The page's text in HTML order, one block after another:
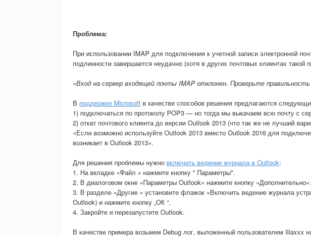
Проблема:
При использовании IMAP для подключения к учетной записи электронной
подлинности завершается неудачно (хотя в других почтовых клиентах такой
«Вход на сервер входящей почты IMAP отклонен. Проверьте
В поддержке Microsoft в качестве способов решения предлагаются
1) подключаться по протоколу POP3 — но тогда мы выкачаем всю почту с
2) откат почтового клиента до версии Outlook 2013 (что так же не лучший
«Если возможно используйте Outlook 2013 вместо Outlook 2016 для
возникает в Outlook 2013».
Для решения проблемы нужно включить ведение журнала в Outlook:
1. На вкладке «Файл » нажмите кнопку " Параметры".
2. В диалоговом окне «Параметры Outlook» нажмите кнопку «Дополнительно».
3. В разделе «Другие » установите флажок «Включить ведение журнала
Outlook) и нажмите кнопку „ОК “.
4. Закройте и перезапустите Outlook.
В качестве примера возьмем Debug лог, выложенный пользователем Iliaxxx